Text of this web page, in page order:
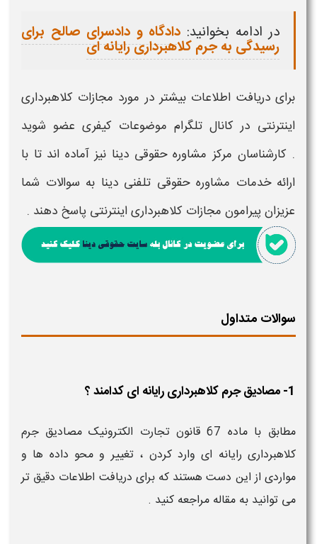
در ادامه بخوانید: دادگاه و دادسرای صالح برای
رسیدگی به جرم کلاهبرداری رایانه ای
برای دریافت اطلاعات بیشتر در مورد مجازات کلاهبرداری
اینترنتی در کانال تلگرام موضوعات کیفری عضو شوید
. کارشناسان مرکز مشاوره حقوقی دینا نیز آماده اند تا با
ارائه خدمات مشاوره حقوقی تلفنی دینا به سوالات شما
عزیزان پیرامون مجازات کلاهبرداری اینترنتی پاسخ دهند .
سوالات متداول
1- مصادیق جرم کلاهبرداری رایانه ای کدامند ؟
مطابق با ماده 67 قانون تجارت الکترونیک مصادیق جرم
کلاهبرداری رایانه ای وارد کردن ، تغییر و محو داده ها و
مواردی از این دست هستند که برای دریافت اطلاعات دقیق تر
می توانید به مقاله مراجعه کنید .